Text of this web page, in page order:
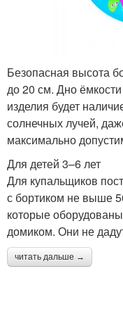
Безопасная высота
до 20 см. Дно
изделия будет
солнечных лучей,
максимально
Для детей 3–6 лет
Для купальщиков
с бортиком не выше
которые
домиком. Они не
читать дальше →